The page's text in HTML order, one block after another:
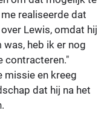
realiseerde dat
Lewis, omdat hij
heb ik er nog
contracteren."
missie en kreeg
dat hij na het